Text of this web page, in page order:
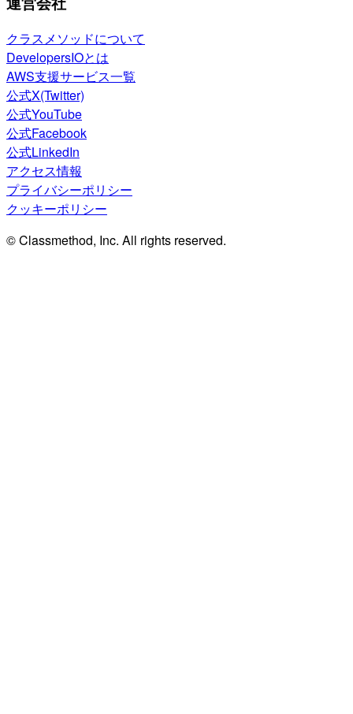
クラスメソッドについて
DevelopersIOとは
AWS支援サービス一覧
公式X(Twitter)
公式YouTube
公式Facebook
公式LinkedIn
アクセス情報
プライバシーポリシー
クッキーポリシー
© Classmethod, Inc. All rights reserved.